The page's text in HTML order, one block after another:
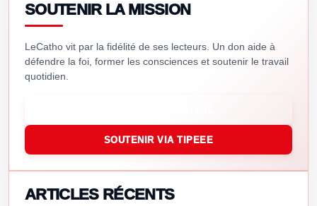
SOUTENIR LA MISSION
LeCatho vit par la fidélité de ses lecteurs. Un don aide à
défendre la foi, former les consciences et soutenir le travail
quotidien.
SOUTENIR VIA TIPEEE
ARTICLES RÉCENTS